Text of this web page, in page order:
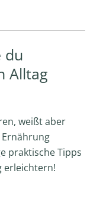
du
Alltag
weißt aber
praktische Tipps
erleichtern!